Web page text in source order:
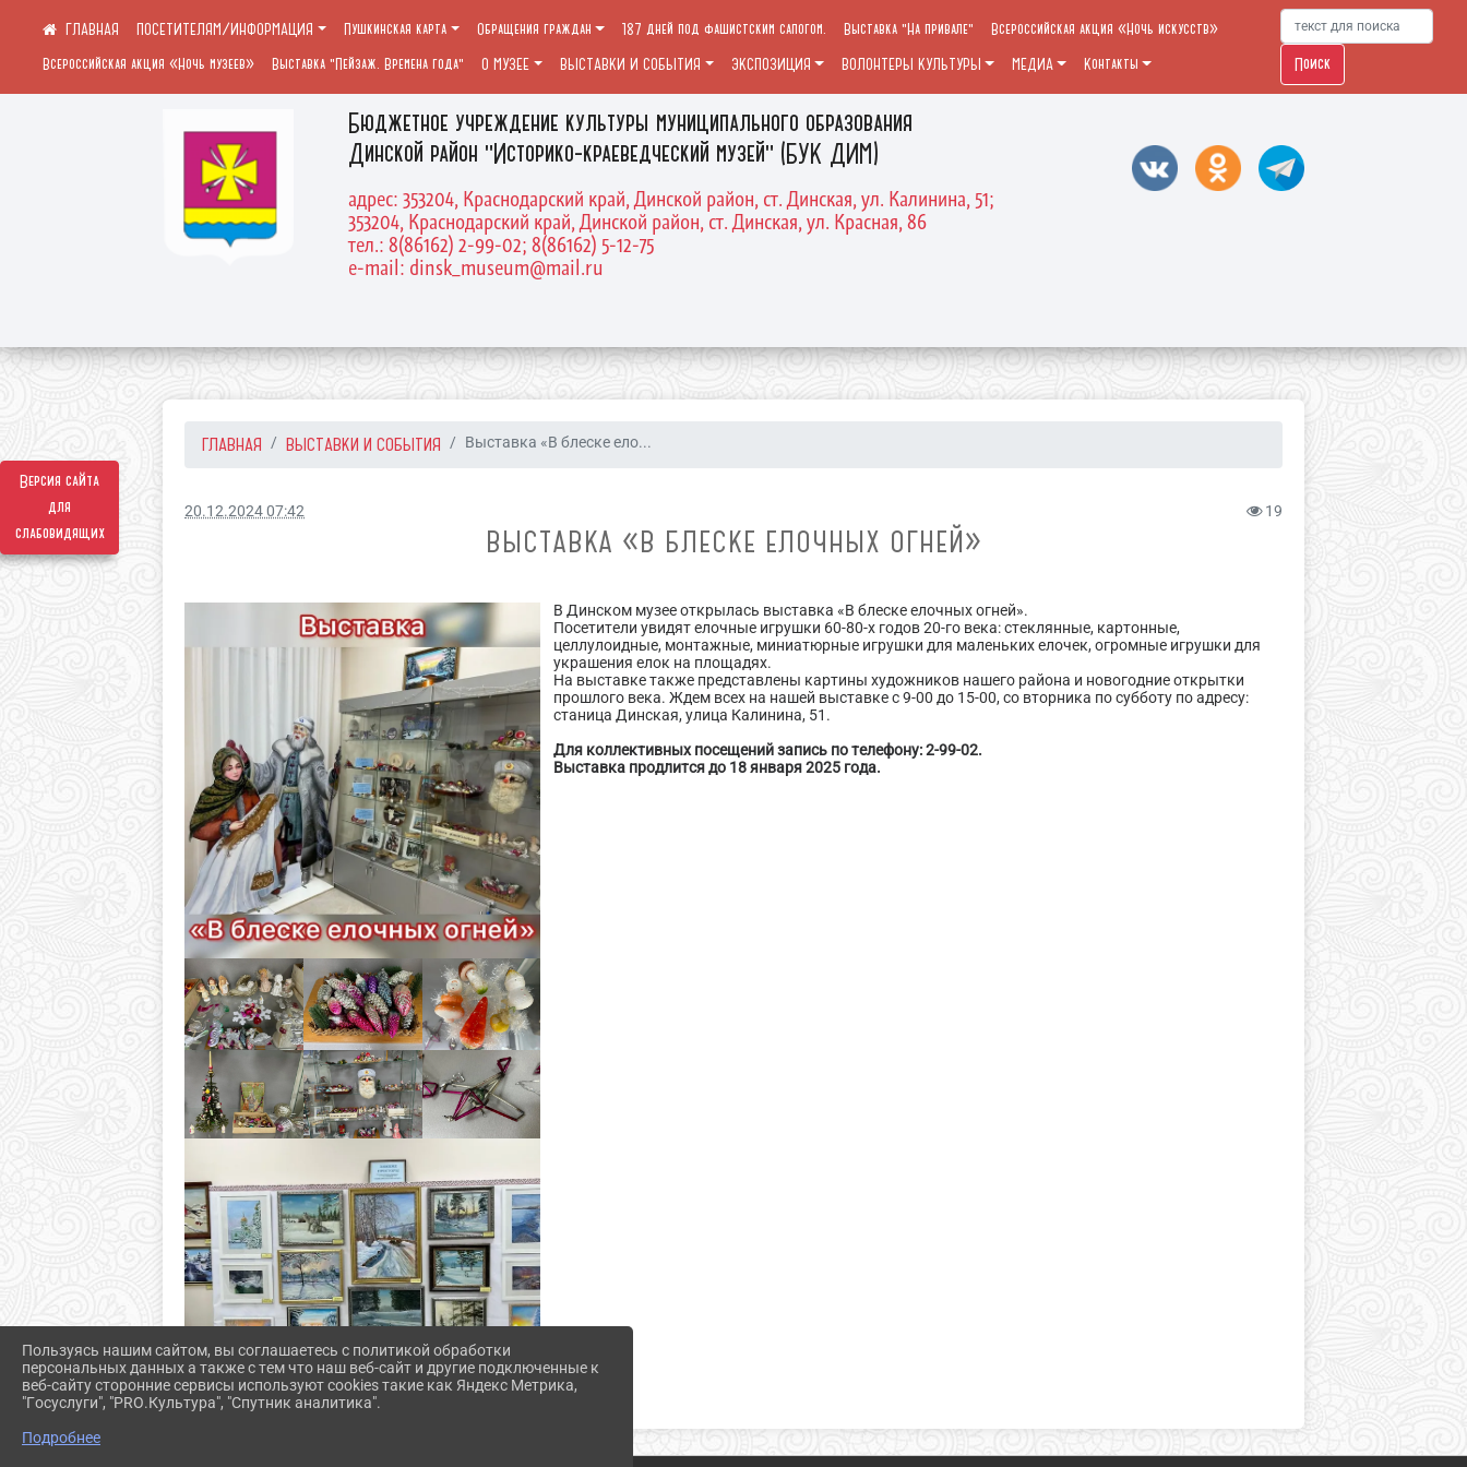
Версия сайта
для
слабовидящих
Бюджетное учреждение культуры муниципального образования
Динской район "Историко-краеведческий музей" (БУК ДИМ)
адрес: 353204, Краснодарский край, Динской район, ст. Динская, ул. Калинина, 51;
353204, Краснодарский край, Динской район, ст. Динская, ул. Красная, 86
тел.: 8(86162) 2-99-02; 8(86162) 5-12-75
e-mail: dinsk_museum@mail.ru
ПОСЕТИТЕЛЯМ/ИНФОРМАЦИЯ Пушкинская карта Обращения граждан 187 дней под фашистским сапогом. Выставка "На привале"
Всероссийская акция «Ночь искусств»
Всероссийская акция «Ночь музеев»
Выставка "Пейзаж. Времена года" О МУЗЕЕ ВЫСТАВКИ И СОБЫТИЯ ЭКСПОЗИЦИЯ ВОЛОНТЕРЫ КУЛЬТУРЫ МЕДИА Контакты Поиск
ГЛАВНАЯ ВЫСТАВКИ И СОБЫТИЯ Выставка «В блеске ело...
20.12.2024 07:42 19
ВЫСТАВКА «В БЛЕСКЕ ЕЛОЧНЫХ ОГНЕЙ»
В Динском музее открылась выставка «В блеске елочных огней».
Посетители увидят елочные игрушки 60-80-х годов 20-го века: стеклянные, картонные,
целлулоидные, монтажные, миниатюрные игрушки для маленьких елочек, огромные игрушки для
украшения елок на площадях.
На выставке также представлены картины художников нашего района и новогодние открытки
прошлого века. Ждем всех на нашей выставке с 9-00 до 15-00, со вторника по субботу по адресу:
станица Динская, улица Калинина, 51.
Для коллективных посещений запись по телефону: 2-99-02.
Выставка продлится до 18 января 2025 года.
Пользуясь нашим сайтом, вы соглашаетесь с политикой обработки
персональных данных а также с тем что наш веб-сайт и другие подключенные к
веб-сайту сторонние сервисы используют cookies такие как Яндекс Метрика,
"Госуслуги", "PRO.Культура", "Спутник аналитика".
Подробнее